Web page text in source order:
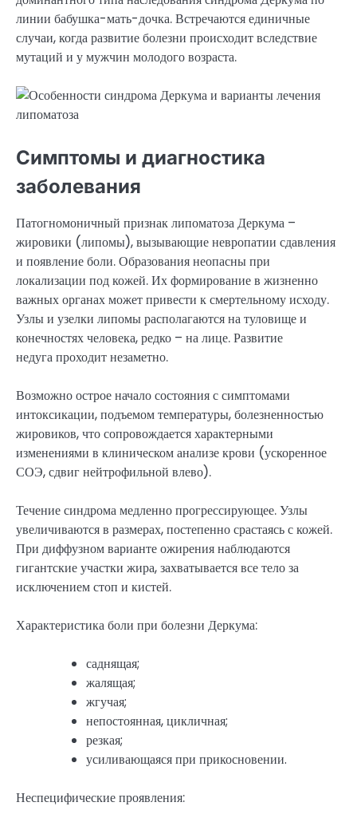
линии бабушка-мать-дочка. Встречаются единичные
случаи, когда развитие болезни происходит вследствие
мутаций и у мужчин молодого возраста.
Симптомы и диагностика
заболевания
Патогномоничный признак липоматоза Деркума –
жировики (липомы), вызывающие невропатии сдавления
и появление боли. Образования неопасны при
локализации под кожей. Их формирование в жизненно
важных органах может привести к смертельному исходу.
Узлы и узелки липомы располагаются на туловище и
конечностях человека, редко – на лице. Развитие
недуга проходит незаметно.
Возможно острое начало состояния с симптомами
интоксикации, подъемом температуры, болезненностью
жировиков, что сопровождается характерными
изменениями в клиническом анализе крови (ускоренное
СОЭ, сдвиг нейтрофильной влево).
Течение синдрома медленно прогрессирующее. Узлы
увеличиваются в размерах, постепенно срастаясь с кожей.
При диффузном варианте ожирения наблюдаются
гигантские участки жира, захватывается все тело за
исключением стоп и кистей.
Характеристика боли при болезни Деркума:
саднящая;
жалящая;
жгучая;
непостоянная, цикличная;
резкая;
усиливающаяся при прикосновении.
Неспецифические проявления: